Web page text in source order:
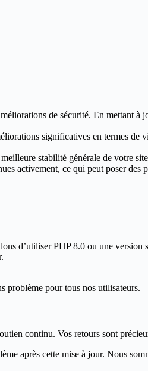
de sécurité. En mettant
significatives en termes
stabilité générale de votre
activement, ce qui peut poser
d’utiliser PHP 8.0 ou une version
problème pour tous nos utilisateurs.
continu. Vos retours sont
après cette mise à jour. Nous